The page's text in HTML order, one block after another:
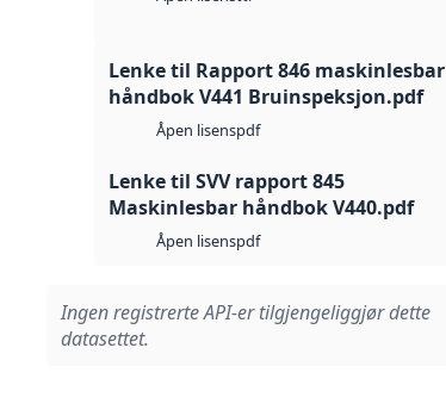
Lenke til Rapport 846 maskinlesbar
håndbok V441 Bruinspeksjon.pdf
Åpen lisenspdf
Lenke til SVV rapport 845
Maskinlesbar håndbok V440.pdf
Åpen lisenspdf
Ingen registrerte API-er tilgjengeliggjør dette
datasettet.